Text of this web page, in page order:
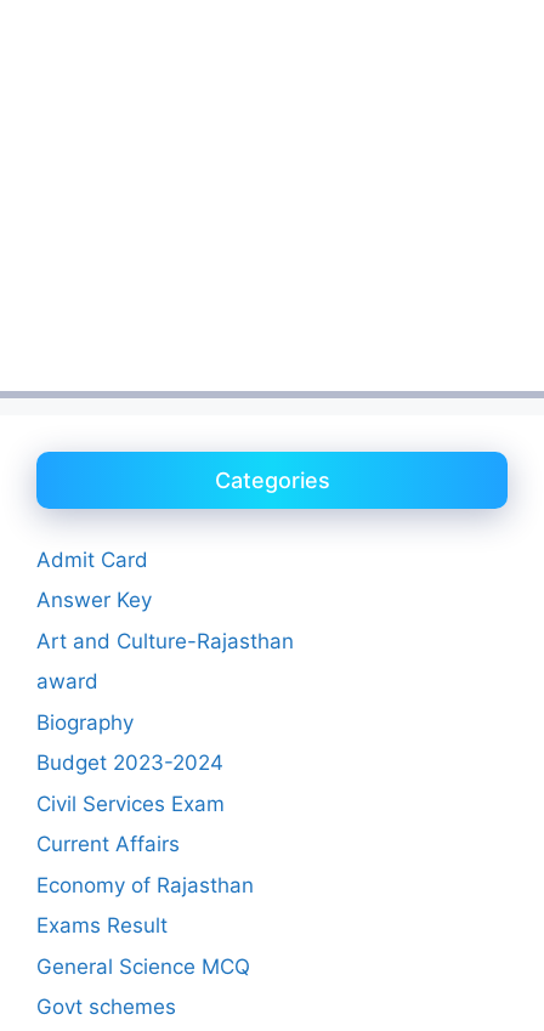
Categories
Admit Card
Answer Key
Art and Culture-Rajasthan
award
Biography
Budget 2023-2024
Civil Services Exam
Current Affairs
Economy of Rajasthan
Exams Result
General Science MCQ
Govt schemes